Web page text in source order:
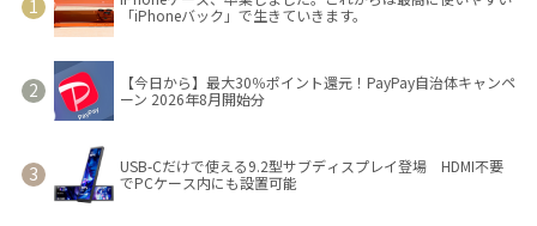
「iPhoneバック」で生きていきます。
【今日から】最大30％ポイント還元！PayPay自治体キャンペ
ーン 2026年8月開始分
USB-Cだけで使える9.2型サブディスプレイ登場 HDMI不要
でPCケース内にも設置可能